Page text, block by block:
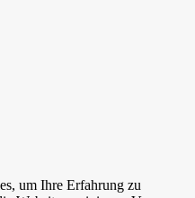
um Ihre Erfahrung zu